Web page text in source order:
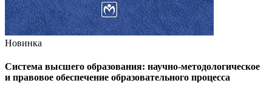
Новинка
Система высшего образования: научно-методологическое
и правовое обеспечение образовательного процесса